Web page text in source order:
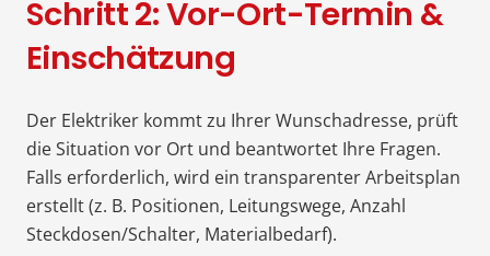
Schritt 2: Vor-Ort-Termin &
Einschätzung
Der Elektriker kommt zu Ihrer Wunschadresse, prüft
die Situation vor Ort und beantwortet Ihre Fragen.
Falls erforderlich, wird ein transparenter Arbeitsplan
erstellt (z. B. Positionen, Leitungswege, Anzahl
Steckdosen/Schalter, Materialbedarf).